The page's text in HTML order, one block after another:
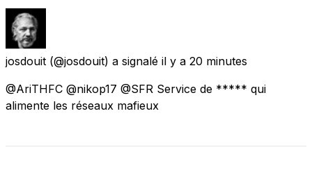
josdouit (@josdouit) a signalé il y a 20 minutes
@AriTHFC @nikop17 @SFR Service de ***** qui
alimente les réseaux mafieux